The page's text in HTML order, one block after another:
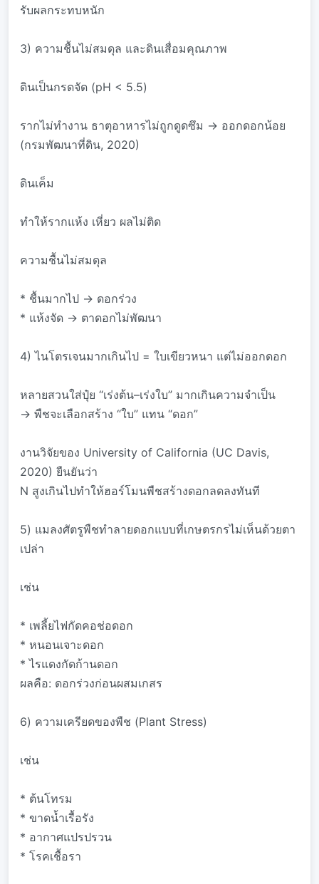
รับผลกระทบหนัก
3) ความชื้นไม่สมดุล และดินเสื่อมคุณภาพ
ดินเป็นกรดจัด (pH < 5.5)
รากไม่ทำงาน ธาตุอาหารไม่ถูกดูดซึม → ออกดอกน้อย
(กรมพัฒนาที่ดิน, 2020)
ดินเค็ม
ทำให้รากแห้ง เหี่ยว ผลไม่ติด
ความชื้นไม่สมดุล
* ชื้นมากไป → ดอกร่วง
* แห้งจัด → ตาดอกไม่พัฒนา
4) ไนโตรเจนมากเกินไป = ใบเขียวหนา แต่ไม่ออกดอก
หลายสวนใส่ปุ๋ย “เร่งต้น–เร่งใบ” มากเกินความจำเป็น
→ พืชจะเลือกสร้าง “ใบ” แทน “ดอก”
งานวิจัยของ University of California (UC Davis,
2020) ยืนยันว่า
N สูงเกินไปทำให้ฮอร์โมนพืชสร้างดอกลดลงทันที
5) แมลงศัตรูพืชทำลายดอกแบบที่เกษตรกรไม่เห็นด้วยตา
เปล่า
เช่น
* เพลี้ยไฟกัดคอช่อดอก
* หนอนเจาะดอก
* ไรแดงกัดก้านดอก
ผลคือ: ดอกร่วงก่อนผสมเกสร
6) ความเครียดของพืช (Plant Stress)
เช่น
* ต้นโทรม
* ขาดน้ำเรื้อรัง
* อากาศแปรปรวน
* โรคเชื้อรา